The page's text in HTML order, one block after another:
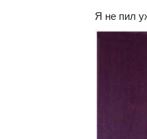
Я не пил